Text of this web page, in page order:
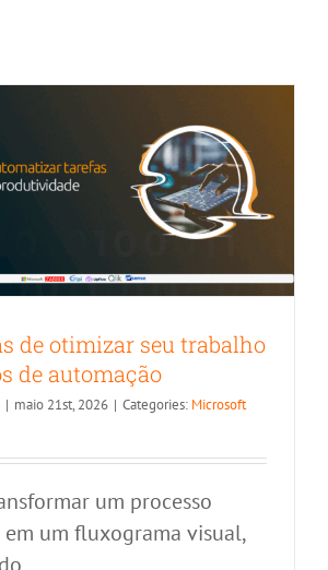
de otimizar seu trabalho
de automação
| maio 21st, 2026 | Categories: Microsoft
um processo
um fluxograma visual,